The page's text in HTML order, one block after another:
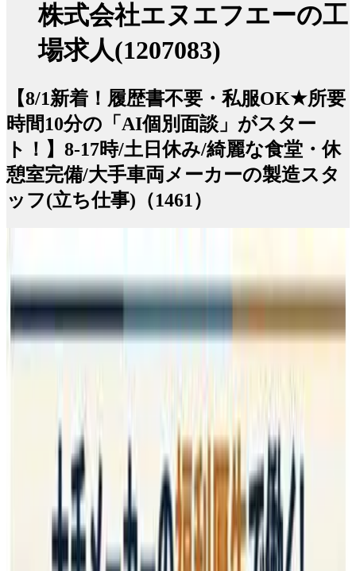
株式会社エヌエフエーの工
場求人(1207083)
【8/1新着！履歴書不要・私服OK★所要
時間10分の「AI個別面談」がスター
ト！】8-17時/土日休み/綺麗な食堂・休
憩室完備/大手車両メーカーの製造スタ
ッフ(立ち仕事)（1461）